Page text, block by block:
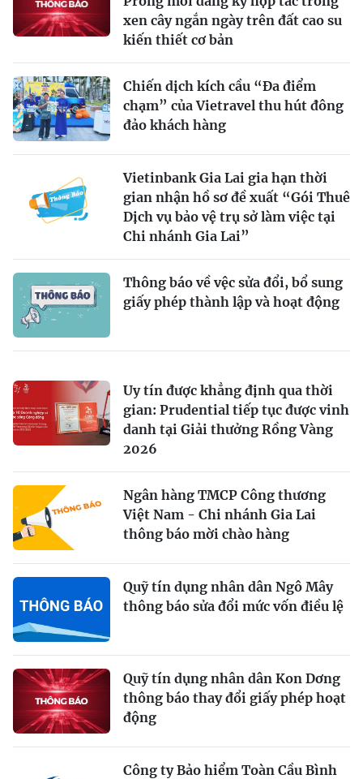
xen cây ngắn ngày trên đất cao su
kiến thiết cơ bản
Chiến dịch kích cầu “Đa điểm
chạm” của Vietravel thu hút đông
đảo khách hàng
Vietinbank Gia Lai gia hạn thời
gian nhận hồ sơ đề xuất “Gói Thuê
Dịch vụ bảo vệ trụ sở làm việc tại
Chi nhánh Gia Lai”
Thông báo về vệc sửa đổi, bổ sung
giấy phép thành lập và hoạt động
Uy tín được khẳng định qua thời
gian: Prudential tiếp tục được vinh
danh tại Giải thưởng Rồng Vàng
2026
Ngân hàng TMCP Công thương
Việt Nam - Chi nhánh Gia Lai
thông báo mời chào hàng
Quỹ tín dụng nhân dân Ngô Mây
thông báo sửa đổi mức vốn điều lệ
Quỹ tín dụng nhân dân Kon Dơng
thông báo thay đổi giấy phép hoạt
động
Công ty Bảo hiểm Toàn Cầu Bình